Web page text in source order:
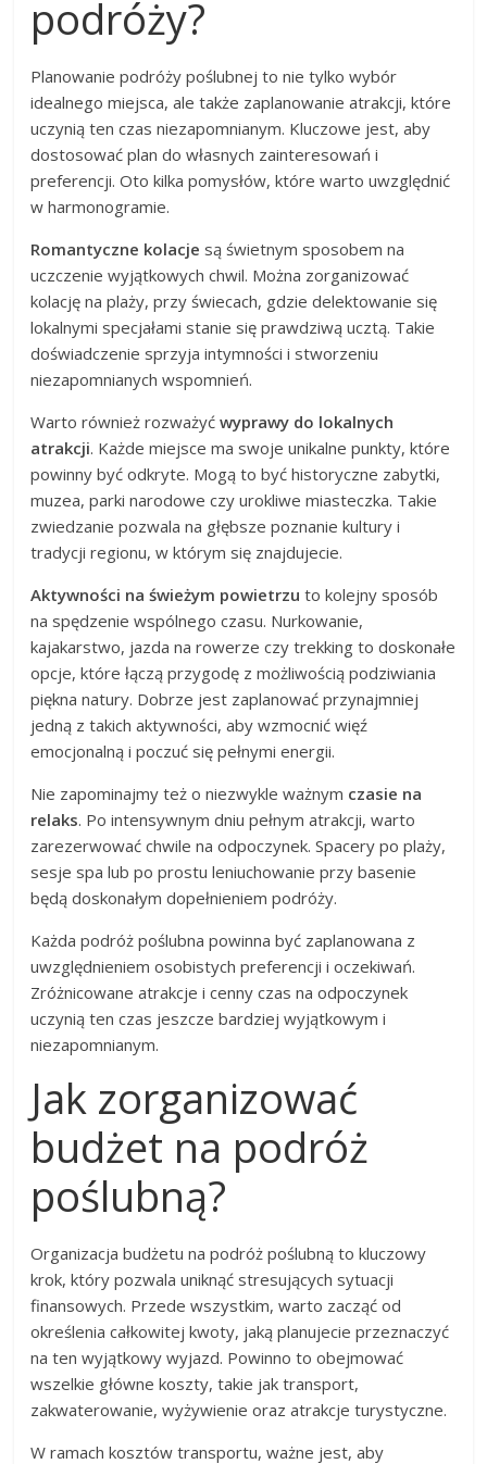
podróży?
Planowanie podróży poślubnej to nie tylko wybór
idealnego miejsca, ale także zaplanowanie atrakcji, które
uczynią ten czas niezapomnianym. Kluczowe jest, aby
dostosować plan do własnych zainteresowań i
preferencji. Oto kilka pomysłów, które warto uwzględnić
w harmonogramie.
Romantyczne kolacje są świetnym sposobem na
uczczenie wyjątkowych chwil. Można zorganizować
kolację na plaży, przy świecach, gdzie delektowanie się
lokalnymi specjałami stanie się prawdziwą ucztą. Takie
doświadczenie sprzyja intymności i stworzeniu
niezapomnianych wspomnień.
Warto również rozważyćwyprawy do lokalnych
atrakcji. Każde miejsce ma swoje unikalne punkty, które
powinny być odkryte. Mogą to być historyczne zabytki,
muzea, parki narodowe czy urokliwe miasteczka. Takie
zwiedzanie pozwala na głębsze poznanie kultury i
tradycji regionu, w którym się znajdujecie.
Aktywności na świeżym powietrzu to kolejny sposób
na spędzenie wspólnego czasu. Nurkowanie,
kajakarstwo, jazda na rowerze czy trekking to doskonałe
opcje, które łączą przygodę z możliwością podziwiania
piękna natury. Dobrze jest zaplanować przynajmniej
jedną z takich aktywności, aby wzmocnić więź
emocjonalną i poczuć się pełnymi energii.
Nie zapominajmy też o niezwykle ważnym czasie na
relaks. Po intensywnym dniu pełnym atrakcji, warto
zarezerwować chwile na odpoczynek. Spacery po plaży,
sesje spa lub po prostu leniuchowanie przy basenie
będą doskonałym dopełnieniem podróży.
Każda podróż poślubna powinna być zaplanowana z
uwzględnieniem osobistych preferencji i oczekiwań.
Zróżnicowane atrakcje i cenny czas na odpoczynek
uczynią ten czas jeszcze bardziej wyjątkowym i
niezapomnianym.
Jak zorganizować
budżet na podróż
poślubną?
Organizacja budżetu na podróż poślubną to kluczowy
krok, który pozwala uniknąć stresujących sytuacji
finansowych. Przede wszystkim, warto zacząć od
określenia całkowitej kwoty, jaką planujecie przeznaczyć
na ten wyjątkowy wyjazd. Powinno to obejmować
wszelkie główne koszty, takie jak transport,
zakwaterowanie, wyżywienie oraz atrakcje turystyczne.
W ramach kosztów transportu, ważne jest, aby